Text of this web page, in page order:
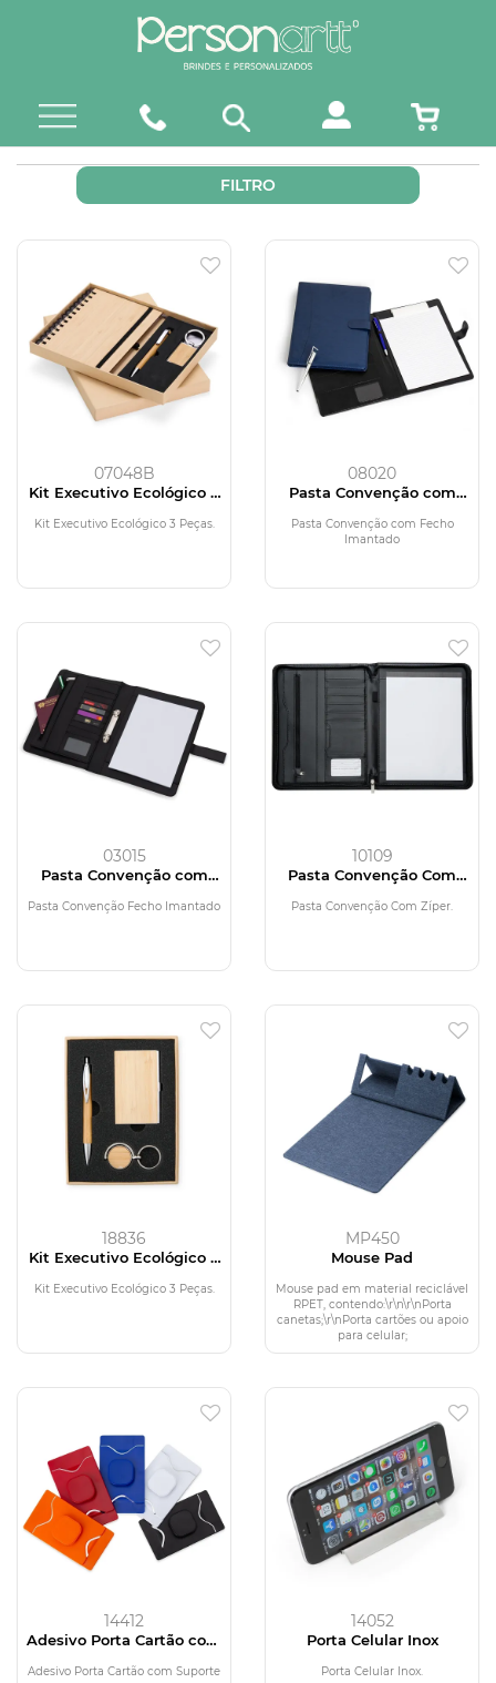
FILTRO
07048B
Kit Executivo Ecológico 3
Kit Executivo Ecológico 3 Peças.
08020
Pasta Convenção com
Fecho Imantado
Pasta Convenção com Fecho
Imantado
03015
Pasta Convenção com
Fecho Imantado
Pasta Convenção Fecho Imantado
10109
Pasta Convenção Com
Pasta Convenção Com Zíper.
18836
Kit Executivo Ecológico 3
Kit Executivo Ecológico 3 Peças.
MP450
Mouse Pad
Mouse pad em material reciclável
RPET, contendo:\r\n\r\nPorta
canetas;\r\nPorta cartões ou apoio
para celular;
14412
Adesivo Porta Cartão com
Adesivo Porta Cartão com Suporte
14052
Porta Celular Inox
Porta Celular Inox.